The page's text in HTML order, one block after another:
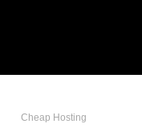
Cheap Hosting